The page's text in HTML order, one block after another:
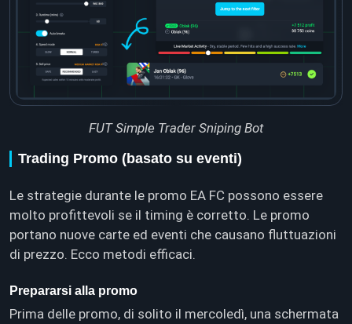
FUT Simple Trader Sniping Bot
Trading Promo (basato su eventi)
Le strategie durante le promo EA FC possono essere
molto profittevoli se il timing è corretto. Le promo
portano nuove carte ed eventi che causano fluttuazioni
di prezzo. Ecco metodi efficaci.
Prepararsi alla promo
Prima delle promo, di solito il mercoledì, una schermata